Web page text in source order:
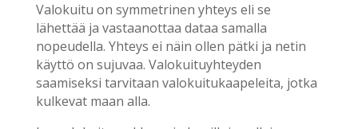
Valokuitu on symmetrinen yhteys eli se
lähettää ja vastaanottaa dataa samalla
nopeudella. Yhteys ei näin ollen pätki ja netin
käyttö on sujuvaa. Valokuituyhteyden
saamiseksi tarvitaan valokuitukaapeleita, jotka
kulkevat maan alla.